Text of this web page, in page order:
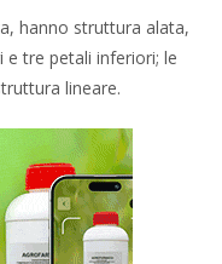
hanno struttura alata,
e tre petali inferiori; le
lineare.